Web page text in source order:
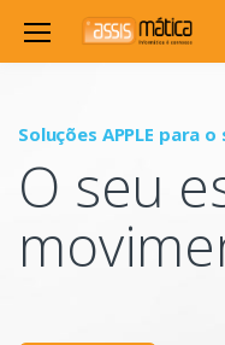
Soluções APPLE para
O seu